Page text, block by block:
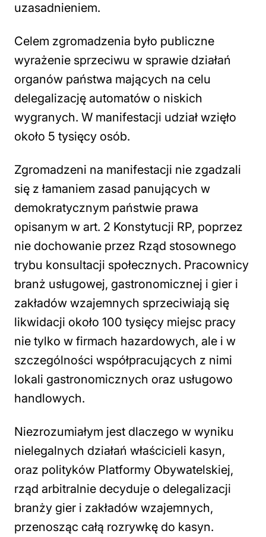
uzasadnieniem.
Celem zgromadzenia było publiczne
wyrażenie sprzeciwu w sprawie działań
organów państwa mających na celu
delegalizację automatów o niskich
wygranych. W manifestacji udział wzięło
około 5 tysięcy osób.
Zgromadzeni na manifestacji nie zgadzali
się z łamaniem zasad panujących w
demokratycznym państwie prawa
opisanym w art. 2 Konstytucji RP, poprzez
nie dochowanie przez Rząd stosownego
trybu konsultacji społecznych. Pracownicy
branż usługowej, gastronomicznej i gier i
zakładów wzajemnych sprzeciwiają się
likwidacji około 100 tysięcy miejsc pracy
nie tylko w firmach hazardowych, ale i w
szczególności współpracujących z nimi
lokali gastronomicznych oraz usługowo
handlowych.
Niezrozumiałym jest dlaczego w wyniku
nielegalnych działań właścicieli kasyn,
oraz polityków Platformy Obywatelskiej,
rząd arbitralnie decyduje o delegalizacji
branży gier i zakładów wzajemnych,
przenosząc całą rozrywkę do kasyn.